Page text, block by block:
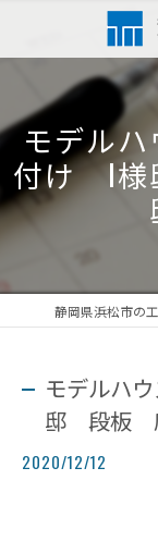
モデル
付け I
モデルハ
邸 段板
2020/12/12